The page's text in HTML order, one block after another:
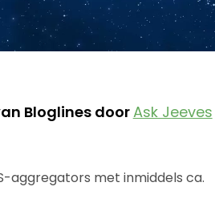
Bloglines doorAsk Jeeves
aggregators met inmiddels ca.